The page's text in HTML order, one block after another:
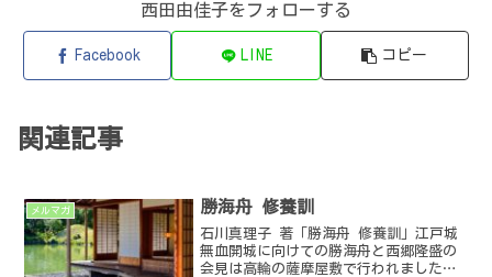
西田由佳子をフォローする
Facebook LINE コピー
関連記事
メルマガ 勝海舟 修養訓
石川真理子 著「勝海舟 修養訓」江戸城
無血開城に向けての勝海舟と西郷隆盛の
会見は高輪の薩摩屋敷で行われました。